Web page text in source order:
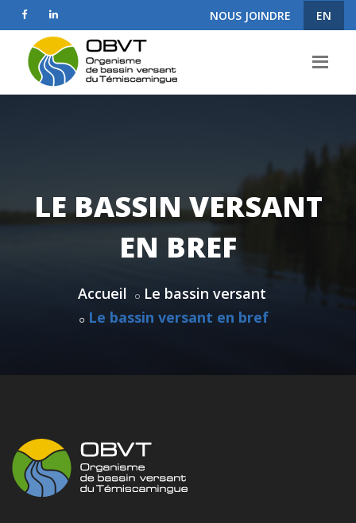
NOUS JOINDRE EN
LE BASSIN VERSANT
EN BREF
Accueil
Le bassin versant
Le bassin versant en bref